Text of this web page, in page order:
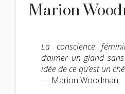
Marion
La conscience
d’aimer un gland
idée de ce qu’est un
— Marion Woodman